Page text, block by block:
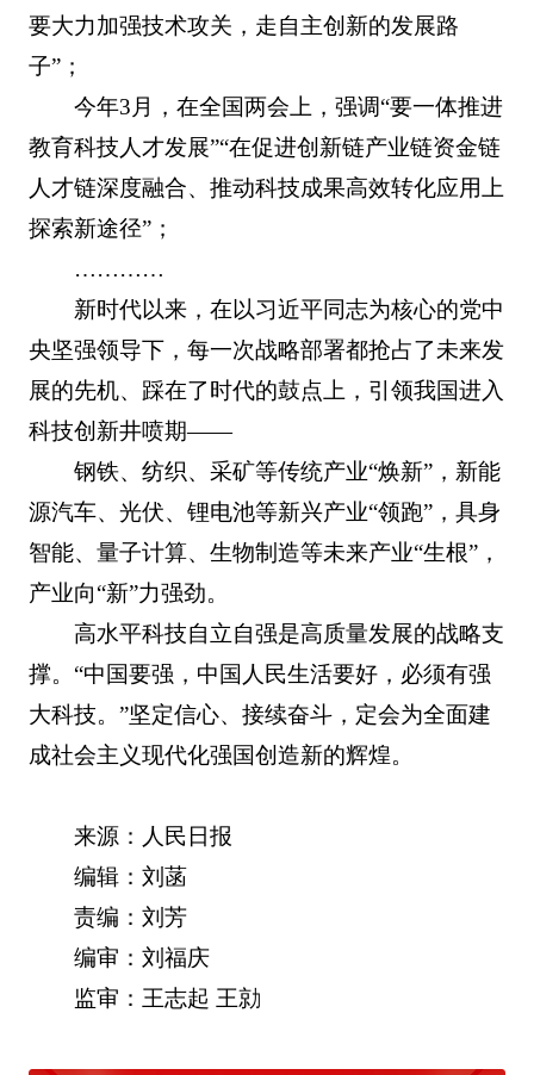
要大力加强技术攻关，走自主创新的发展路
子”；
今年3月，在全国两会上，强调“要一体推进
教育科技人才发展”“在促进创新链产业链资金链
人才链深度融合、推动科技成果高效转化应用上
探索新途径”；
…………
新时代以来，在以习近平同志为核心的党中
央坚强领导下，每一次战略部署都抢占了未来发
展的先机、踩在了时代的鼓点上，引领我国进入
科技创新井喷期——
钢铁、纺织、采矿等传统产业“焕新”，新能
源汽车、光伏、锂电池等新兴产业“领跑”，具身
智能、量子计算、生物制造等未来产业“生根”，
产业向“新”力强劲。
高水平科技自立自强是高质量发展的战略支
撑。“中国要强，中国人民生活要好，必须有强
大科技。”坚定信心、接续奋斗，定会为全面建
成社会主义现代化强国创造新的辉煌。
来源：人民日报
编辑：刘菡
责编：刘芳
编审：刘福庆
监审：王志起 王勍